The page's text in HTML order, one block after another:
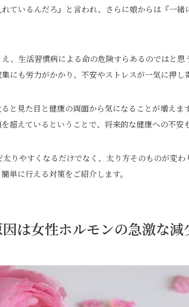
ているんだろ』と言われ、さらに娘からは『一
、生活習慣病による命の危険すらあるのではと思
にも労力がかかり、不安やストレスが一気に押し
と見た目と健康の両面から気になることが増えま
超えているということで、将来的な健康への不安
りやすくなるだけでなく、太り方そのものが変わ
単に行える対策をご紹介します。
は女性ホルモンの急激な減